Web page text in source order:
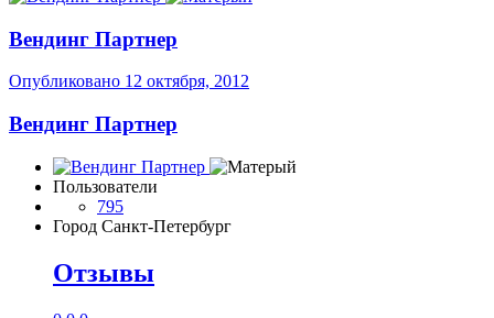
Вендинг Партнер
Опубликовано 12 октября, 2012
Вендинг Партнер
Пользователи
795
Город Санкт-Петербург
Отзывы